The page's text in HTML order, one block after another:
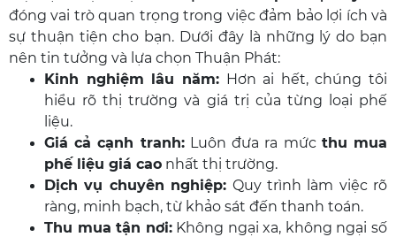
đóng vai trò quan trọng trong việc đảm bảo lợi ích và
sự thuận tiện cho bạn. Dưới đây là những lý do bạn
nên tin tưởng và lựa chọn Thuận Phát:
Kinh nghiệm lâu năm:Hơn ai hết, chúng tôi
hiểu rõ thị trường và giá trị của từng loại phế
liệu.
Giá cả cạnh tranh:Luôn đưa ra mức thu mua
phế liệu giá cao nhất thị trường.
Dịch vụ chuyên nghiệp: Quy trình làm việc rõ
ràng, minh bạch, từ khảo sát đến thanh toán.
Thu mua tận nơi:Không ngại xa, không ngại số